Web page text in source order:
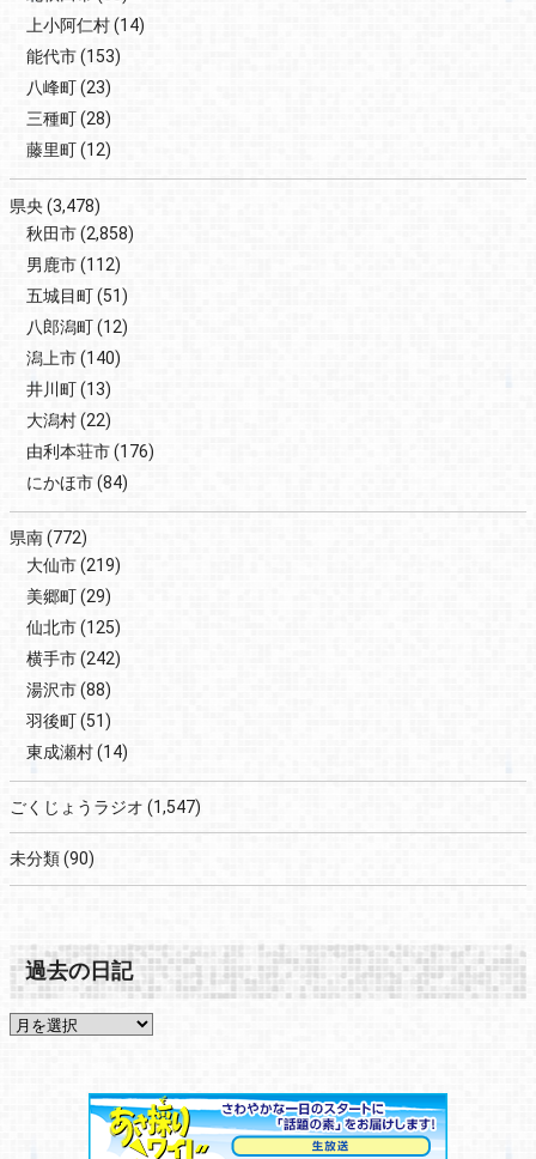
上小阿仁村(14)
能代市(153)
八峰町(23)
三種町(28)
藤里町(12)
県央(3,478)
秋田市(2,858)
男鹿市(112)
五城目町(51)
八郎潟町(12)
潟上市(140)
井川町(13)
大潟村(22)
由利本荘市(176)
にかほ市(84)
県南(772)
大仙市(219)
美郷町(29)
仙北市(125)
横手市(242)
湯沢市(88)
羽後町(51)
東成瀬村(14)
ごくじょうラジオ (1,547)
未分類(90)
過去の日記